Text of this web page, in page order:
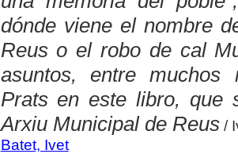
dónde viene el nombre
Reus o el robo de cal
asuntos, entre muchos
Prats en este libro, que
Arxiu Municipal de Reus/
Batet, Ivet